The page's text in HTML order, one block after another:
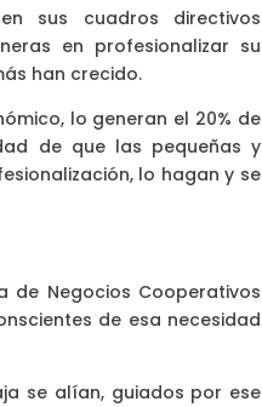
sus cuadros directivos
en profesionalizar su
han crecido.
lo generan el 20% de
de que las pequeñas y
lo hagan y se
de Negocios Cooperativos
de esa necesidad
se alían, guiados por ese